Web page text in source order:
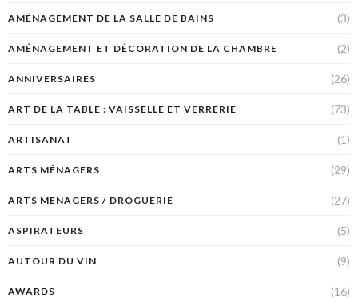
AMÉNAGEMENT DE LA SALLE DE BAINS (3)
AMÉNAGEMENT ET DÉCORATION DE LA CHAMBRE (2)
ANNIVERSAIRES (26)
ART DE LA TABLE : VAISSELLE ET VERRERIE (73)
ARTISANAT (1)
ARTS MÉNAGERS (29)
ARTS MENAGERS / DROGUERIE (27)
ASPIRATEURS (5)
AUTOUR DU VIN (9)
AWARDS (16)